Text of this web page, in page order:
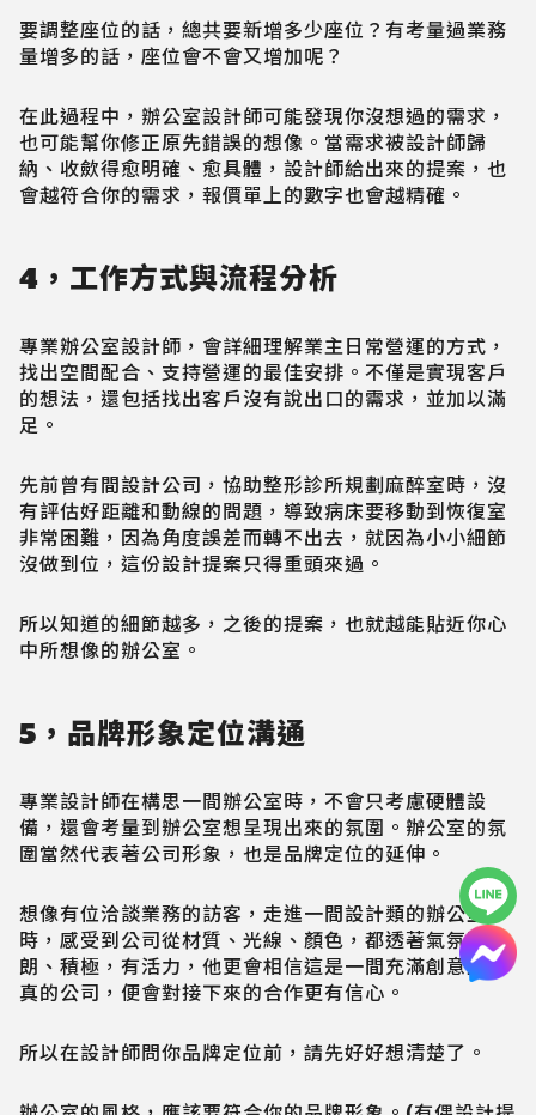
要調整座位的話，總共要新增多少座位？有考量過業務
量增多的話，座位會不會又增加呢？
在此過程中，辦公室設計師可能發現你沒想過的需求，
也可能幫你修正原先錯誤的想像。當需求被設計師歸
納、收歛得愈明確、愈具體，設計師給出來的提案，也
會越符合你的需求，報價單上的數字也會越精確。
4，工作方式與流程分析
專業辦公室設計師，會詳細理解業主日常營運的方式，
找出空間配合、支持營運的最佳安排。不僅是實現客戶
的想法，還包括找出客戶沒有說出口的需求，並加以滿
足。
先前曾有間設計公司，協助整形診所規劃麻醉室時，沒
有評估好距離和動線的問題，導致病床要移動到恢復室
非常困難，因為角度誤差而轉不出去，就因為小小細節
沒做到位，這份設計提案只得重頭來過。
所以知道的細節越多，之後的提案，也就越能貼近你心
中所想像的辦公室。
5，品牌形象定位溝通
專業設計師在構思一間辦公室時，不會只考慮硬體設
備，還會考量到辦公室想呈現出來的氛圍。辦公室的氛
圍當然代表著公司形象，也是品牌定位的延伸。
想像有位洽談業務的訪客，走進一間設計類的辦公室
時，感受到公司從材質、光線、顏色，都透著氣氛開
朗、積極，有活力，他更會相信這是一間充滿創意且認
真的公司，便會對接下來的合作更有信心。
所以在設計師問你品牌定位前，請先好好想清楚了。